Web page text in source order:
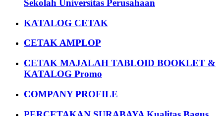
Sekolah Universitas Perusahaan
KATALOG CETAK
CETAK AMPLOP
CETAK MAJALAH TABLOID BOOKLET &
KATALOG Promo
COMPANY PROFILE